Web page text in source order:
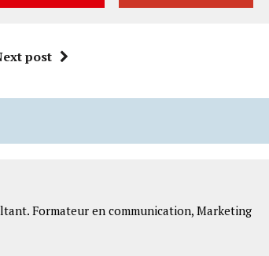
post
Formateur en communication, Marketing